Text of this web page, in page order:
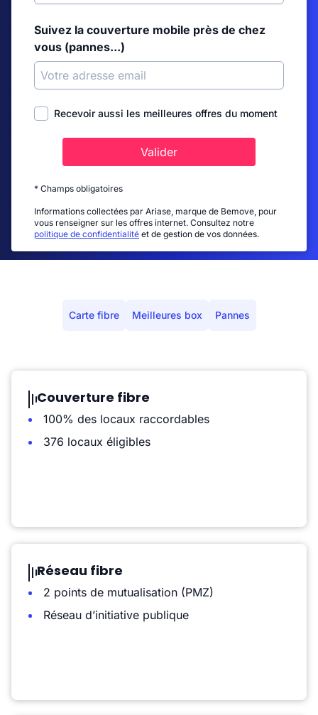
Suivez la couverture mobile près de chez
vous (pannes...)
Recevoir aussi les meilleures offres du moment
Valider
* Champs obligatoires
Informations collectées par Ariase, marque de Bemove, pour
vous renseigner sur les offres internet. Consultez notre
politique de confidentialité et de gestion de vos données.
Carte fibre Meilleures box Pannes
Couverture fibre
100% des locaux raccordables
376 locaux éligibles
Réseau fibre
2 points de mutualisation (PMZ)
Réseau d’initiative publique